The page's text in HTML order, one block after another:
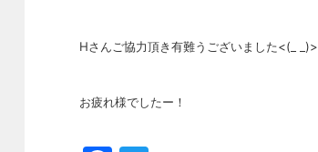
Hさんご協力頂き有難うございました<(_ _)>
お疲れ様でしたー！